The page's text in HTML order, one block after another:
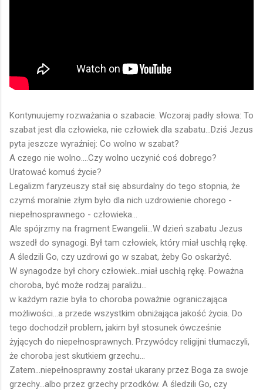
Kontynuujemy rozważania o szabacie. Wczoraj padły słowa: To
szabat jest dla człowieka, nie człowiek dla szabatu...Dziś Jezus
pyta jeszcze wyraźniej: Co wolno w szabat?
A czego nie wolno....Czy wolno uczynić coś dobrego?
Uratować komuś życie?
Legalizm faryzeuszy stał się absurdalny do tego stopnia, że
czymś moralnie złym było dla nich uzdrowienie chorego -
niepełnosprawnego - człowieka...
Ale spójrzmy na fragment Ewangelii...W dzień szabatu Jezus
wszedł do synagogi. Był tam człowiek, który miał uschłą rękę.
A śledzili Go, czy uzdrowi go w szabat, żeby Go oskarżyć.
W synagodze był chory człowiek...miał uschłą rękę. Poważna
choroba, być może rodzaj paraliżu...
w każdym razie była to choroba poważnie ograniczająca
możliwości...a przede wszystkim obniżająca jakość życia. Do
tego dochodził problem, jakim był stosunek ówcześnie
żyjących do niepełnosprawnych. Przywódcy religijni tłumaczyli,
że choroba jest skutkiem grzechu...
Zatem...niepełnosprawny został ukarany przez Boga za swoje
grzechy...albo przez grzechy przodków. A śledzili Go, czy